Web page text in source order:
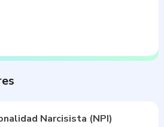
Narcisista (NPI)